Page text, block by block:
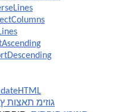
בחירת קובץ